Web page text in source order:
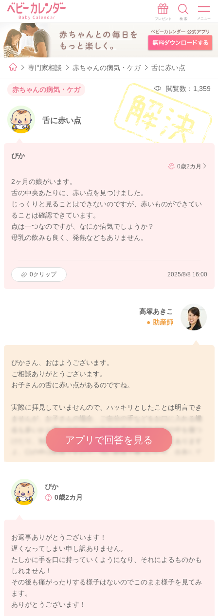
専門家相談 赤ちゃんの病気・ケガ 舌に赤い点
赤ちゃんの病気・ケガ 閲覧数：1,359
舌に赤い点
ぴか
0歳2カ月
2ヶ月の娘がいます。
舌の中央あたりに、赤い点を見つけました。
じっくりと見ることはできないのですが、赤いものができてい
ることは確認できています。
点は一つなのですが、なにか病気でしょうか？
母乳の飲みも良く、発熱などもありません。
0クリップ 2025/8/8 16:00
高塚あきこ
助産師
ぴかさん、おはようございます。
ご相談ありがとうございます。
お子さんの舌に赤い点があるのですね。
実際に拝見していませんので、ハッキリとしたことは明言でき
ませんが、お子さんの場合、ご自分の手などをお口に入れる機
会も多いかと思いますが、ご自分の爪などでもお口の中を傷つ
けたり、知らない間に出血していたりすることもよくあります
よ。口の中は粘膜ですので、強い刺激で傷ついたり、出血して
しまうことがあります。ですが、お口の中のお傷の場合には、
菌作用、保湿・保護作用、修復作用があると言われていますの
で、特にお子さんが痛がったり、ダラダラと出血したりするの
児科か歯科でご相談いただくと安心かと思いますよ。
アプリで回答を見る
2025/8/9 9:08
ぴか
0歳2カ月
お返事ありがとうございます！
遅くなってしまい申し訳ありません。
たしかに手を口に持っていくようになり、それによるものかも
しれません！
その後も痛がったりする様子はないのでこのまま様子を見てみ
ます。
ありがとうございます！